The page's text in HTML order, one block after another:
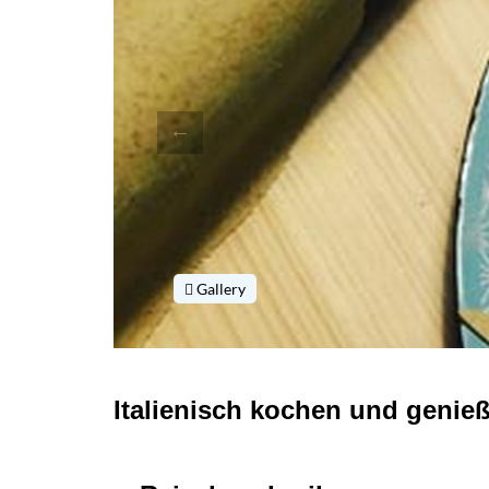
Gallery
Italienisch kochen und